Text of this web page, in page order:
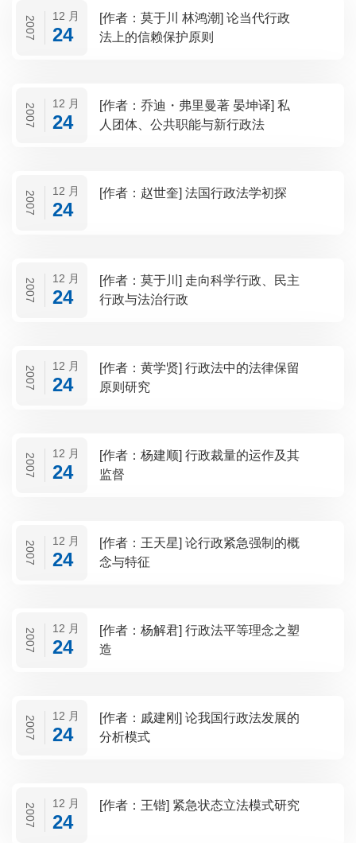
2007 12 月
24
[作者：莫于川 林鸿潮] 论当代行政
法上的信赖保护原则
2007 12 月
24
[作者：乔迪・弗里曼著 晏坤译] 私
人团体、公共职能与新行政法
2007 12 月
24
[作者：赵世奎] 法国行政法学初探
2007 12 月
24
[作者：莫于川] 走向科学行政、民主
行政与法治行政
2007 12 月
24
[作者：黄学贤] 行政法中的法律保留
原则研究
2007 12 月
24
[作者：杨建顺] 行政裁量的运作及其
监督
2007 12 月
24
[作者：王天星] 论行政紧急强制的概
念与特征
2007 12 月
24
[作者：杨解君] 行政法平等理念之塑
造
2007 12 月
24
[作者：戚建刚] 论我国行政法发展的
分析模式
2007 12 月
24
[作者：王锴] 紧急状态立法模式研究